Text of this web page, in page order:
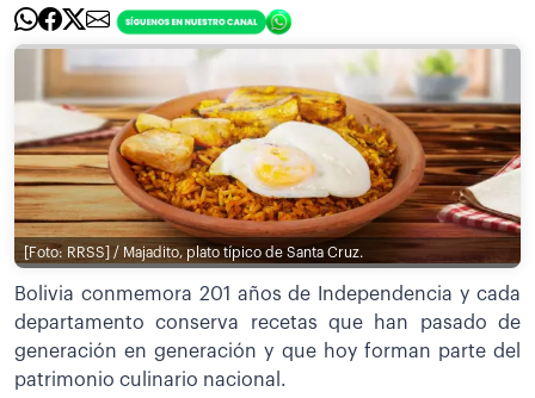
[Foto: RRSS] / Majadito, plato típico de Santa Cruz.
Bolivia conmemora 201 años de Independencia y cada
departamento conserva recetas que han pasado de
generación en generación y que hoy forman parte del
patrimonio culinario nacional.